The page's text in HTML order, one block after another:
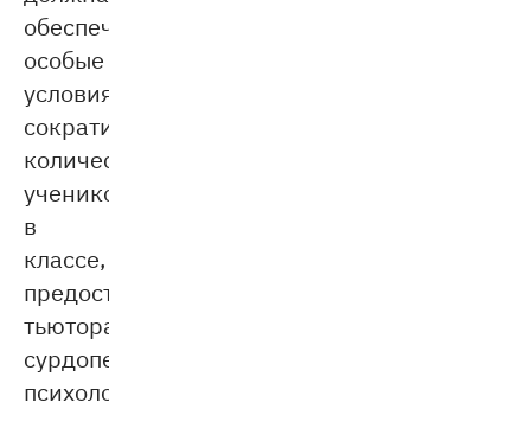
обеспечить
особые
условия:
сократить
количество
учеников
в
классе,
предоставить
тьютора,
сурдопедагога,
психолога.